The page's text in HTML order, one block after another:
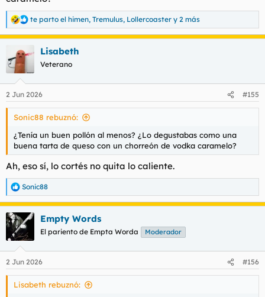
R
e
a
c
i
e
s
te parto el himen, Tremulus, Lollercoaster y 2 más
Lisabeth
Veterano
2 Jun 2026 #155
Sonic88 rebuznó:
¿Tenía un buen pollón al menos? ¿Lo degustabas como una
buena tarta de queso con un chorreón de vodka caramelo?
Ah, eso sí, lo cortés no quita lo caliente.
R
e
a
c
c
i
e
s
Sonic88
Empty Words
El pariento de Empta Worda Moderador
2 Jun 2026 #156
Lisabeth rebuznó: